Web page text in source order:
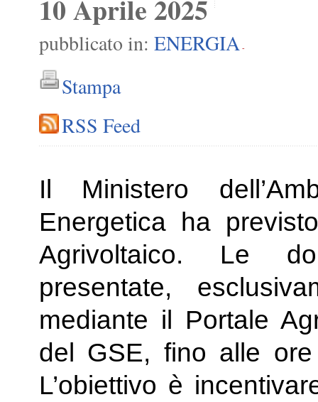
10 Aprile 2025
pubblicato in: ENERGIA -
Stampa
RSS Feed
Il Ministero
Energetica ha
Agrivoltaico. Le
presentate,
mediante il Portale
del GSE, fino alle
L’obiettivo è